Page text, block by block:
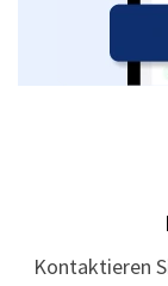
Kontaktieren